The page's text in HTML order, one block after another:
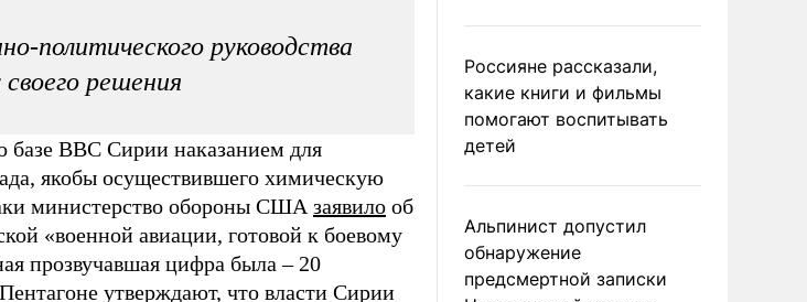
политического руководства
своего решения
базе ВВС Сирии наказанием для
якобы осуществившего химическую
министерство обороны США заявило об
«военной авиации, готовой к боевому
прозвучавшая цифра была – 20
утверждают, что власти Сирии
Россияне рассказали,
какие книги и фильмы
помогают воспитывать
детей
Альпинист допустил
обнаружение
предсмертной записки